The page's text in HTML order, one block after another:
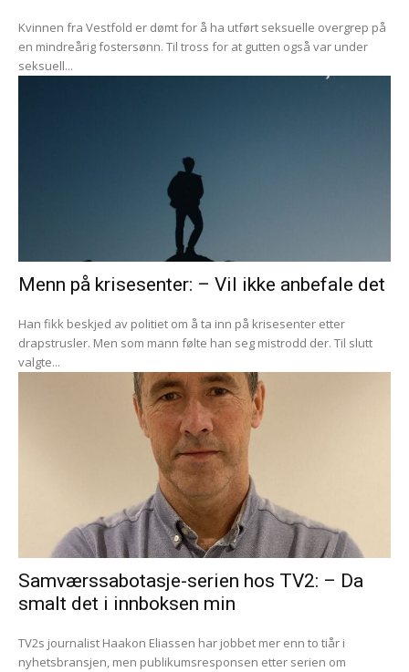
Kvinnen fra Vestfold er dømt for å ha utført seksuelle overgrep på
en mindreårig fostersønn. Til tross for at gutten også var under
seksuell...
Menn på krisesenter: – Vil ikke anbefale det
Han fikk beskjed av politiet om å ta inn på krisesenter etter
drapstrusler. Men som mann følte han seg mistrodd der. Til slutt
valgte...
Samværssabotasje-serien hos TV2: – Da
smalt det i innboksen min
TV2s journalist Haakon Eliassen har jobbet mer enn to tiår i
nyhetsbransjen, men publikumsresponsen etter serien om